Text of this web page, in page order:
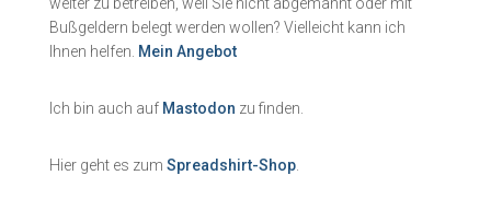
weiter zu betreiben, weil Sie nicht abgemahnt oder mit
Bußgeldern belegt werden wollen? Vielleicht kann ich
Ihnen helfen. Mein Angebot
Ich bin auch auf Mastodon zu finden.
Hier geht es zum Spreadshirt-Shop.